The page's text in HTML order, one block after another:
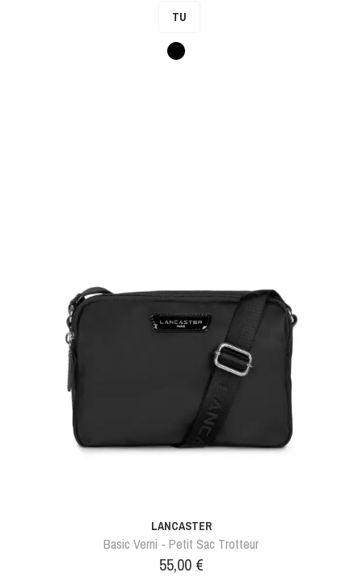
TU
Noir
LANCASTER
Basic Verni - Petit Sac Trotteur
Prix
55,00 €